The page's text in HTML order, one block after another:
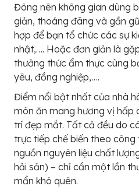
Đông nên không gian dùng
giản, thoáng đãng và gần
hợp để bạn tổ chức các sự
nhật,…. Hoặc đơn giản là
thưởng thức ẩm thực cùng
yêu, đồng nghiệp,….
Điểm nổi bật nhất của nhà
món ăn mang hương vị hấp
trí đẹp mắt. Tất cả đều do
trực tiếp chế biến theo
nguồn nguyên liệu chất
hải sản) – chỉ cần một lần
mẩn khó quên.